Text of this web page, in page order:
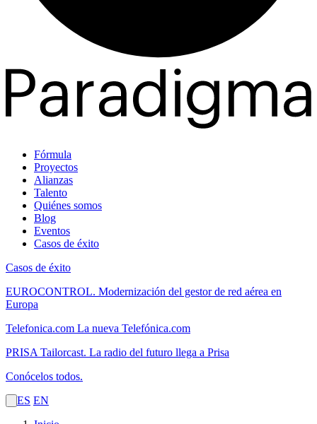
Fórmula
Proyectos
Alianzas
Talento
Quiénes somos
Blog
Eventos
Casos de éxito
Casos de éxito
EUROCONTROL. Modernización del gestor de red aérea en
Europa
Telefonica.com La nueva Telefónica.com
PRISA Tailorcast. La radio del futuro llega a Prisa
Conócelos todos.
ES EN